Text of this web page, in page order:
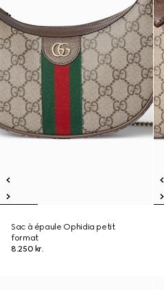
Sac à épaule Ophidia petit
format
8.250 kr.